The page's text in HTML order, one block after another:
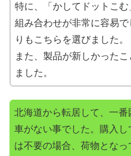
特に、「かしてドットこむ
組み合わせが非常に容易で
りもこちらを選びました。
また、製品が新しかった
ました。
北海道から転居して、一
車がない事でした。購入
は不要の場合、荷物とな